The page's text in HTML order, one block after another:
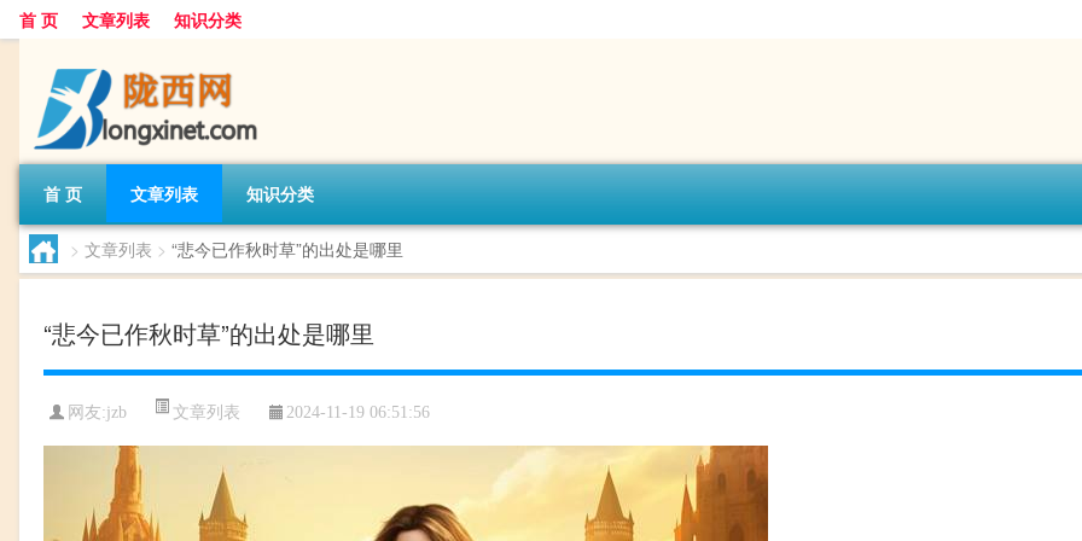
首 页 文章列表 知识分类
首 页 文章列表 知识分类
> 文章列表 > “悲今已作秋时草”的出处是哪里
“悲今已作秋时草”的出处是哪里
网友:jzb 文章列表 2024-11-19 06:51:56